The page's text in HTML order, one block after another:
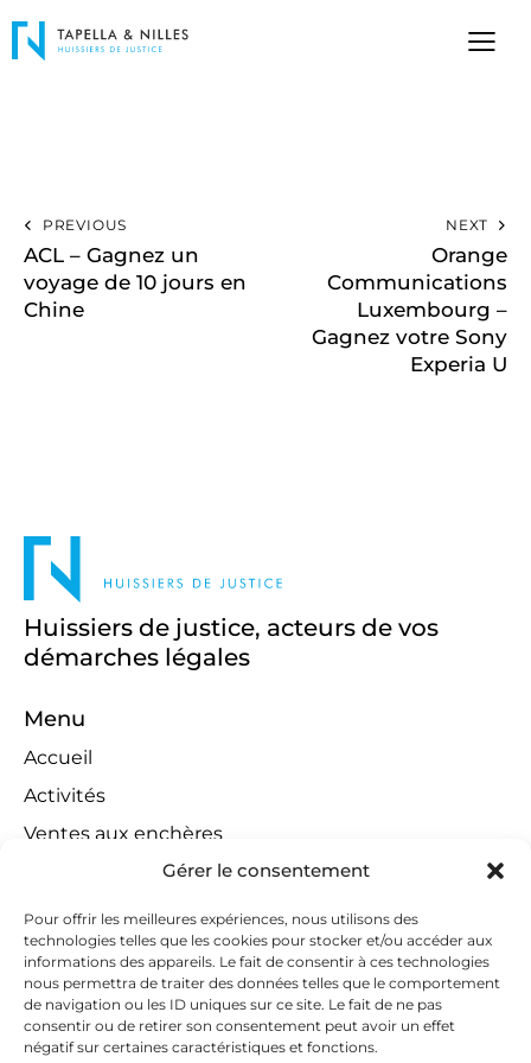
Gérer le consentement
Pour offrir les meilleures expériences, nous utilisons des
technologies telles que les cookies pour stocker et/ou accéder aux
informations des appareils. Le fait de consentir à ces technologies
nous permettra de traiter des données telles que le comportement
de navigation ou les ID uniques sur ce site. Le fait de ne pas
consentir ou de retirer son consentement peut avoir un effet
négatif sur certaines caractéristiques et fonctions.
PREVIOUS
ACL – Gagnez un
voyage de 10 jours en
Chine
NEXT
Orange
Communications
Luxembourg –
Gagnez votre Sony
Experia U
Huissiers de justice, acteurs de vos
démarches légales
Menu
Accueil
Activités
Ventes aux enchères
Compétences territoriales
Jeux concours
Liens
Contact
Contactez-nous